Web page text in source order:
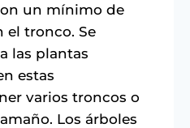
un mínimo de
el tronco. Se
las plantas
estas
varios troncos o
Los árboles